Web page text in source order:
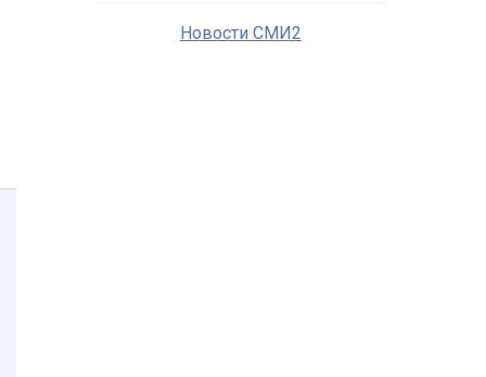
Новости СМИ2